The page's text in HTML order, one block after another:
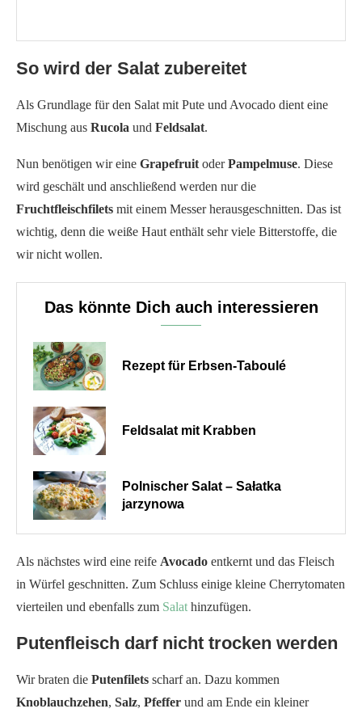
So wird der Salat zubereitet
Als Grundlage für den Salat mit Pute und Avocado dient eine
Mischung aus Rucola und Feldsalat.
Nun benötigen wir eine Grapefruit oderPampelmuse. Diese
wird geschält und anschließend werden nur die
Fruchtfleischfilets mit einem Messer herausgeschnitten. Das ist
wichtig, denn die weiße Haut enthält sehr viele Bitterstoffe, die
wir nicht wollen.
Das könnte Dich auch interessieren
Rezept für Erbsen-Taboulé
Feldsalat mit Krabben
Polnischer Salat – Sałatka
jarzynowa
Als nächstes wird eine reife Avocado entkernt und das Fleisch
in Würfel geschnitten. Zum Schluss einige kleine Cherrytomaten
vierteilen und ebenfalls zum Salat hinzufügen.
Putenfleisch darf nicht trocken werden
Wir braten die Putenfilets scharf an. Dazu kommen
Knoblauchzehen, Salz, Pfeffer und am Ende ein kleiner